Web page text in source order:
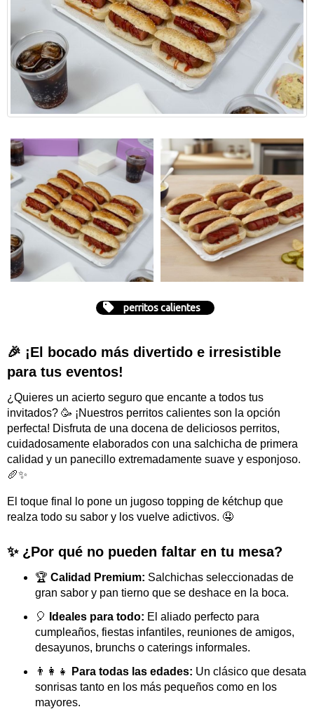
perritos calientes
🎉 ¡El bocado más divertido e irresistible
para tus eventos!
¿Quieres un acierto seguro que encante a todos tus
invitados? 🥳 ¡Nuestros perritos calientes son la opción
perfecta! Disfruta de una docena de deliciosos perritos,
cuidadosamente elaborados con una salchicha de primera
calidad y un panecillo extremadamente suave y esponjoso.
🥖✨
El toque final lo pone un jugoso topping de kétchup que
realza todo su sabor y los vuelve adictivos. 🤤
✨ ¿Por qué no pueden faltar en tu mesa?
🏆 Calidad Premium: Salchichas seleccionadas de
gran sabor y pan tierno que se deshace en la boca.
🎈
Ideales para todo: El aliado perfecto para
cumpleaños, fiestas infantiles, reuniones de amigos,
desayunos, brunchs o caterings informales.
👨‍👩‍👧
Para todas las edades: Un clásico que desata
sonrisas tanto en los más pequeños como en los
mayores.